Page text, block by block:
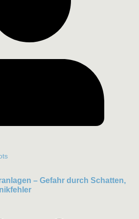
– Gefahr durch Schatten,